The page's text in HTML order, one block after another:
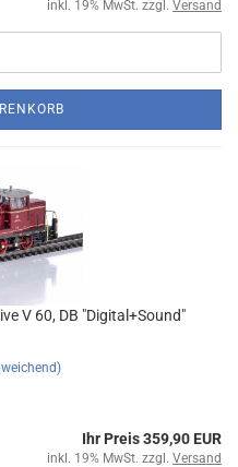
inkl. 19% MwSt. zzgl. Versand
V 60, DB "Digital+Sound"
Ihr Preis 359,90 EUR
inkl. 19% MwSt. zzgl. Versand